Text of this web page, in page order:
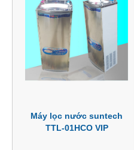
Máy lọc nước suntech
TTL-01HCO VIP